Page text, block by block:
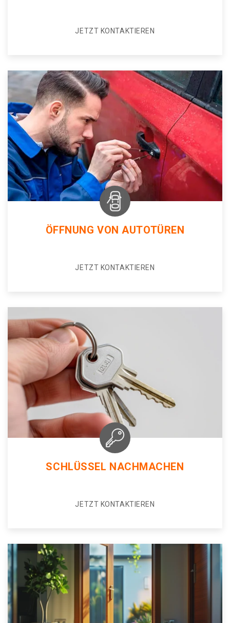
JETZT KONTAKTIEREN
ÖFFNUNG VON AUTOTÜREN
JETZT KONTAKTIEREN
SCHLÜSSEL NACHMACHEN
JETZT KONTAKTIEREN